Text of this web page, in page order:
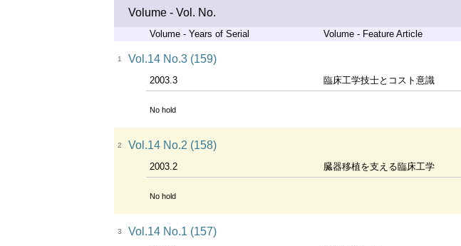
Volume - Vol. No.
Volume - Years of Serial Volume - Feature Article
1 Vol.14 No.3 (159)
2003.3 臨床工学技士とコスト意識
No hold
2 Vol.14 No.2 (158)
2003.2 臓器移植を支える臨床工学
No hold
3 Vol.14 No.1 (157)